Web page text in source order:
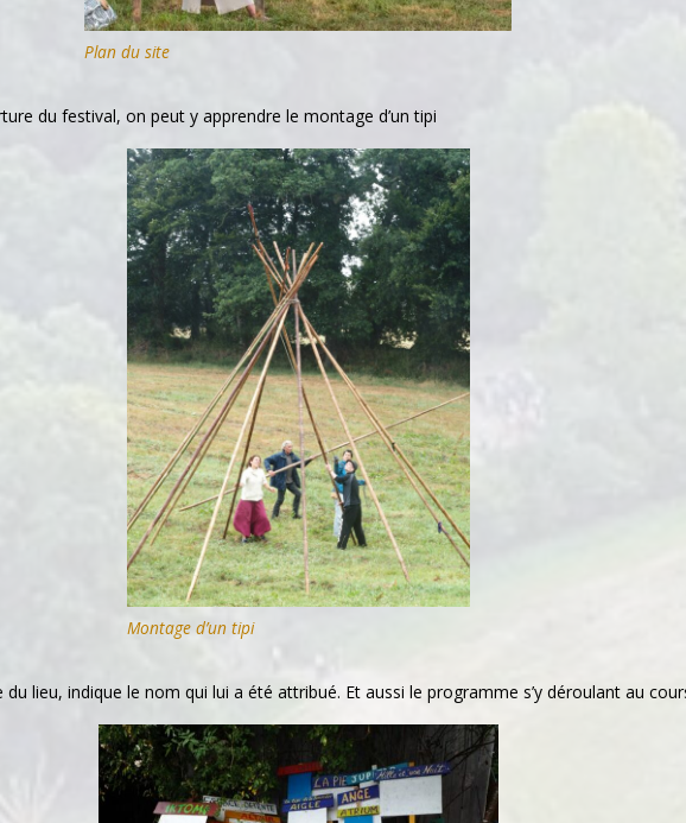
Plan du site
du festival, on peut y apprendre le montage d’un tipi
Montage d’un tipi
du lieu, indique le nom qui lui a été attribué. Et aussi le programme s’y déroulant au